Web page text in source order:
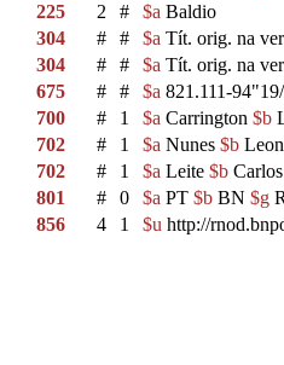
225
2 # $a Baldio
304
# # $a Tít. orig. na
304
# # $a Tít. orig. na
675
# # $a 821.111-
700
# 1 $a Carrington $b
702
# 1 $a Nunes $b
702
# 1 $a Leite $b Carlos
801
# 0 $a PT $b BN $g
856
4 1 $u http://